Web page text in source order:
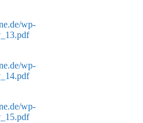
wp-
wp-
wp-